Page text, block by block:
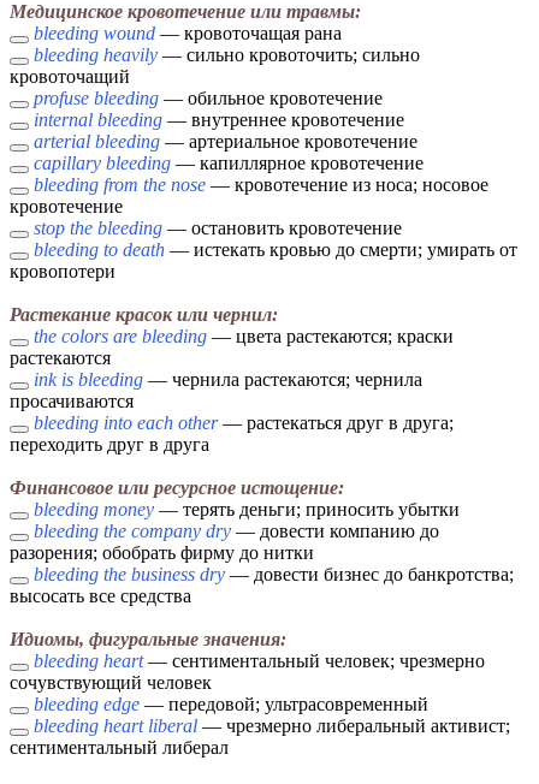
Медицинское кровотечение или травмы:
bleeding wound — кровоточащая рана
bleeding heavily — сильно кровоточить; сильно
кровоточащий
profuse bleeding — обильное кровотечение
internal bleeding — внутреннее кровотечение
arterial bleeding — артериальное кровотечение
capillary bleeding — капиллярное кровотечение
bleeding from the nose — кровотечение из носа; носовое
кровотечение
stop the bleeding — остановить кровотечение
bleeding to death — истекать кровью до смерти; умирать от
кровопотери
Растекание красок или чернил:
the colors are bleeding — цвета растекаются; краски
растекаются
ink is bleeding — чернила растекаются; чернила
просачиваются
bleeding into each other— растекаться друг в друга;
переходить друг в друга
Финансовое или ресурсное истощение:
bleeding money — терять деньги; приносить убытки
bleeding the company dry — довести компанию до
разорения; обобрать фирму до нитки
bleeding the business dry — довести бизнес до банкротства;
высосать все средства
Идиомы, фигуральные значения:
bleeding heart— сентиментальный человек; чрезмерно
сочувствующий человек
bleeding edge — передовой; ультрасовременный
bleeding heart liberal — чрезмерно либеральный активист;
сентиментальный либерал